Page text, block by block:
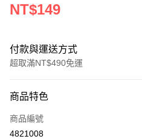
NT$149
付款與運送方式
超取滿NT$490免運
信用卡一次付款
信用卡分期付款
商品特色
商品編號
4821008